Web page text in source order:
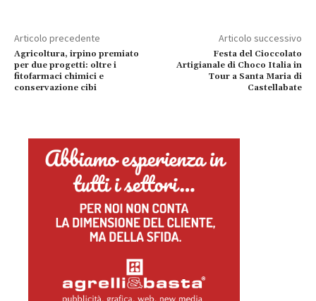
Articolo precedente
Agricoltura, irpino premiato
per due progetti: oltre i
fitofarmaci chimici e
conservazione cibi
Articolo successivo
Festa del Cioccolato
Artigianale di Choco Italia in
Tour a Santa Maria di
Castellabate